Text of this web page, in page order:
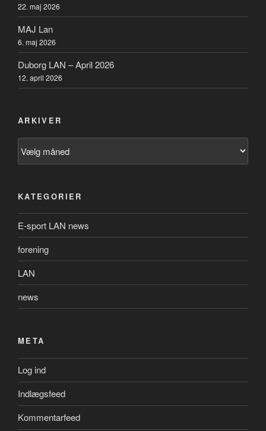
22. maj 2026
MAJ Lan
6. maj 2026
Duborg LAN – April 2026
12. april 2026
ARKIVER
KATEGORIER
E-sport LAN news
forening
LAN
news
META
Log ind
Indlægsfeed
Kommentarfeed